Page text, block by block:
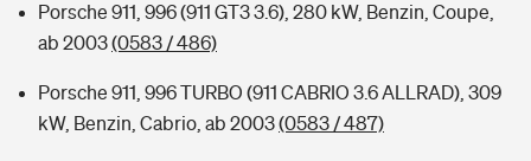
Porsche 911, 996 (911 GT3 3.6), 280 kW, Benzin, Coupe,
ab 2003(0583 / 486)
Porsche 911, 996 TURBO (911 CABRIO 3.6 ALLRAD), 309
kW, Benzin, Cabrio, ab 2003(0583 / 487)